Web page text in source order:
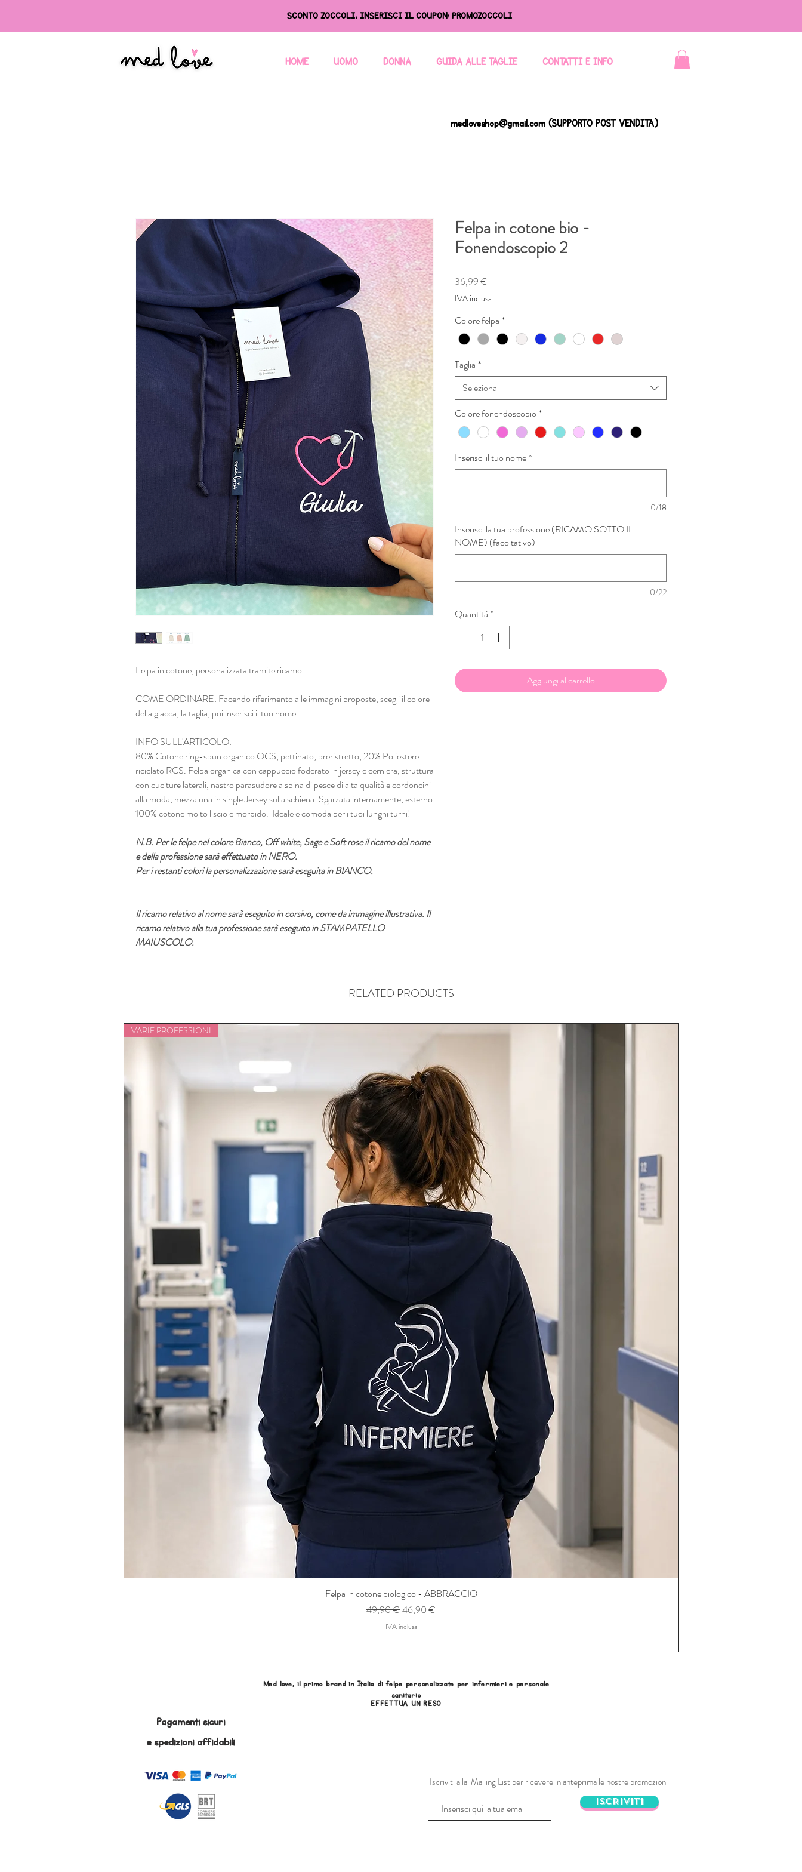
SCONTO ZOCCOLI, INSERISCI IL COUPON: PROMOZOCCOLI
HOME UOMO DONNA GUIDA ALLE TAGLIE CONTATTI E INFO
medloveshop@gmail.com(SUPPORTO POST VENDITA)
Felpa in cotone, personalizzata tramite ricamo.
COME ORDINARE: Facendo riferimento alle immagini proposte, scegli il colore
della giacca, la taglia, poi inserisci il tuo nome.
INFO SULL'ARTICOLO:
80% Cotone ring-spun organico OCS, pettinato, preristretto, 20% Poliestere
riciclato RCS. Felpa organica con cappuccio foderato in jersey e cerniera, struttura
con cuciture laterali, nastro parasudore a spina di pesce di alta qualità e cordoncini
alla moda, mezzaluna in single Jersey sulla schiena. Sgarzata internamente, esterno
100% cotone molto liscio e morbido. Ideale e comoda per i tuoi lunghi turni!
N.B. Per le felpe nel colore Bianco, Off white, Sage e Soft rose il ricamo del nome
e della professione sarà effettuato in NERO.
Per i restanti colori la personalizzazione sarà eseguita in BIANCO.
Il ricamo relativo al nome sarà eseguito in corsivo, come da immagine illustrativa. Il
ricamo relativo alla tua professione sarà eseguito in STAMPATELLO
MAIUSCOLO.
Felpa in cotone bio -
Fonendoscopio 2
36,99 €
IVA inclusa
Colore felpa *
Taglia *
Seleziona
Colore fonendoscopio *
Inserisci il tuo nome*
0/18
Inserisci la tua professione (RICAMO SOTTO IL
NOME) (facoltativo)
0/22
Quantità *
Aggiungi al carrello
RELATED PRODUCTS
VARIE PROFESSIONI
Felpa in cotone biologico - ABBRACCIO
Prezzo regolare
49,90 €Prezzo scontato
46,90 €
IVA inclusa
Pagamenti sicuri
espedizioni affidabili
Med love, il primo brand in Italia di felpe personalizzate per infermieri e personale
sanitario
EFFETTUA UN RESO
Iscriviti alla Mailing List per ricevere in anteprima le nostre promozioni
ISCRIVITI